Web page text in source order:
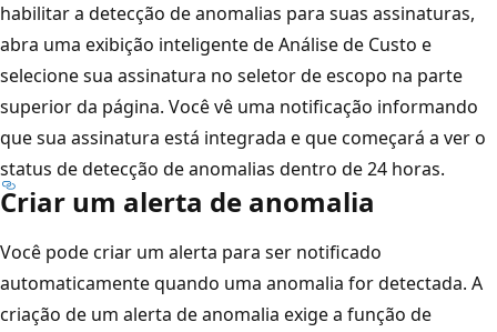
habilitar a detecção de anomalias para suas assinaturas,
abra uma exibição inteligente de Análise de Custo e
selecione sua assinatura no seletor de escopo na parte
superior da página. Você vê uma notificação informando
que sua assinatura está integrada e que começará a ver o
status de detecção de anomalias dentro de 24 horas.
Criar um alerta de anomalia
Você pode criar um alerta para ser notificado
automaticamente quando uma anomalia for detectada. A
criação de um alerta de anomalia exige a função de